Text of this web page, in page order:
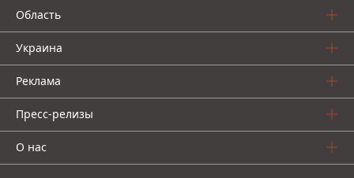
Область
Украина
Реклама
Пресс-релизы
О нас